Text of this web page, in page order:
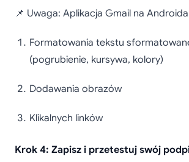
📌 Uwaga: Aplikacja Gmail na
Formatowania tekstu
(pogrubienie, kursywa, kolory)
Dodawania obrazów
Klikalnych linków
Krok 4: Zapisz i przetestuj swój